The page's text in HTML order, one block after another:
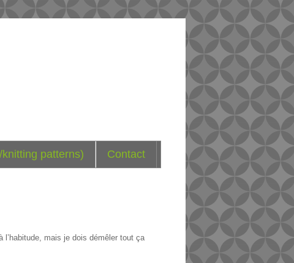
patterns) Contact
mais je dois démêler tout ça